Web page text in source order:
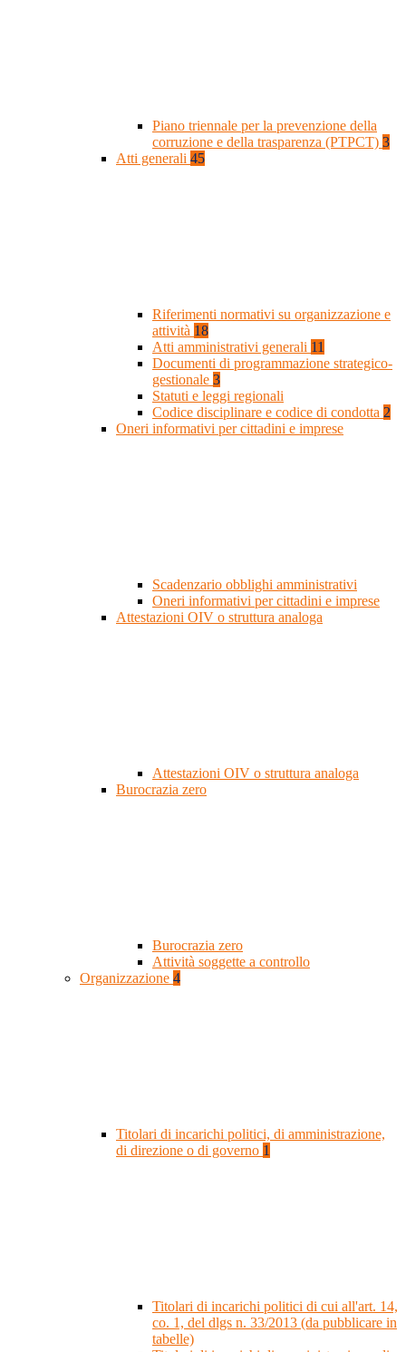
Piano triennale per la prevenzione della
corruzione e della trasparenza (PTPCT) 3
Atti generali 45
Riferimenti normativi su organizzazione e
attività 18
Atti amministrativi generali 11
Documenti di programmazione strategico-
gestionale 3
Statuti e leggi regionali
Codice disciplinare e codice di condotta 2
Oneri informativi per cittadini e imprese
Scadenzario obblighi amministrativi
Oneri informativi per cittadini e imprese
Attestazioni OIV o struttura analoga
Attestazioni OIV o struttura analoga
Burocrazia zero
Burocrazia zero
Attività soggette a controllo
Organizzazione 4
Titolari di incarichi politici, di amministrazione,
di direzione o di governo 1
Titolari di incarichi politici di cui all'art. 14,
co. 1, del dlgs n. 33/2013 (da pubblicare in
tabelle)